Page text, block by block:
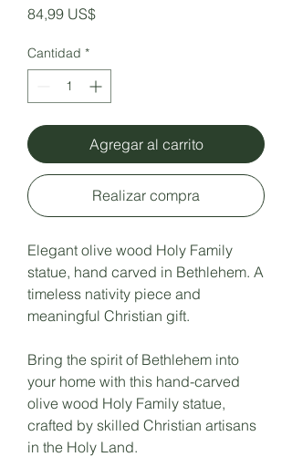
84,99 US$Precio
Cantidad *
Agregar al carrito
Realizar compra
Elegant olive wood Holy Family
statue, hand carved in Bethlehem. A
timeless nativity piece and
meaningful Christian gift.
Bring the spirit of Bethlehem into
your home with this hand-carved
olive wood Holy Family statue,
crafted by skilled Christian artisans
in the Holy Land.